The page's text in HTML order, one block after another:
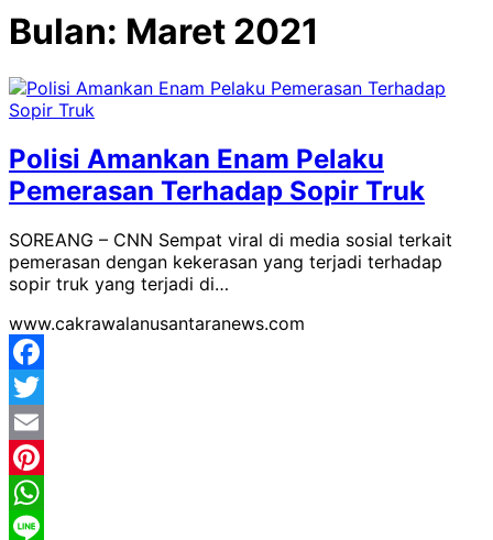
Bulan: Maret 2021
Polisi Amankan Enam Pelaku
Pemerasan Terhadap Sopir Truk
SOREANG – CNN Sempat viral di media sosial terkait
pemerasan dengan kekerasan yang terjadi terhadap
sopir truk yang terjadi di…
www.cakrawalanusantaranews.com
Facebook
Twitter
Email
Pinterest
WhatsApp